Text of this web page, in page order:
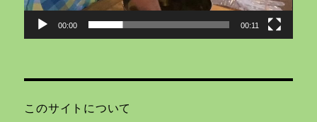
00:00 00:11
このサイトについて